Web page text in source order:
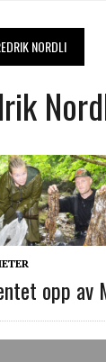
NORDLI
opp av